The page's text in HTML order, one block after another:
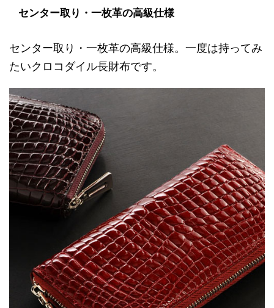
センター取り・一枚革の高級仕様
センター取り・一枚革の高級仕様。一度は持ってみ
たいクロコダイル長財布です。